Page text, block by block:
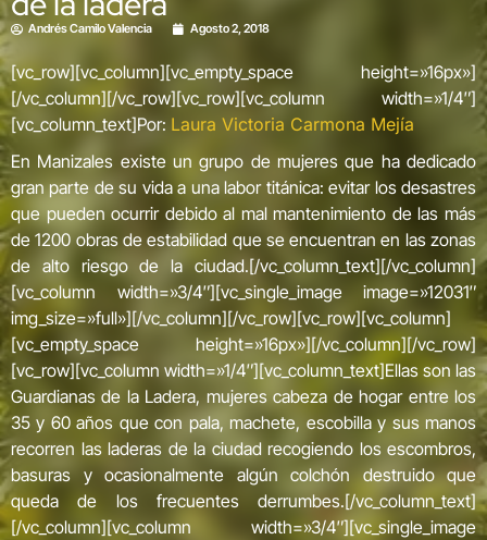
Andrés Camilo Valencia Agosto 2, 2018
[vc_row][vc_column][vc_empty_space height=»16px»]
[/vc_column][/vc_row][vc_row][vc_column width=»1/4″]
[vc_column_text]Por: Laura Victoria Carmona Mejía
En Manizales existe un grupo de mujeres que ha dedicado
gran parte de su vida a una labor titánica: evitar los desastres
que pueden ocurrir debido al mal mantenimiento de las más
de 1200 obras de estabilidad que se encuentran en las zonas
de alto riesgo de la ciudad.[/vc_column_text][/vc_column]
[vc_column width=»3/4″][vc_single_image image=»12031″
img_size=»full»][/vc_column][/vc_row][vc_row][vc_column]
[vc_empty_space height=»16px»][/vc_column][/vc_row]
[vc_row][vc_column width=»1/4″][vc_column_text]Ellas son las
Guardianas de la Ladera, mujeres cabeza de hogar entre los
35 y 60 años que con pala, machete, escobilla y sus manos
recorren las laderas de la ciudad recogiendo los escombros,
basuras y ocasionalmente algún colchón destruido que
queda de los frecuentes derrumbes.[/vc_column_text]
[/vc_column][vc_column width=»3/4″][vc_single_image